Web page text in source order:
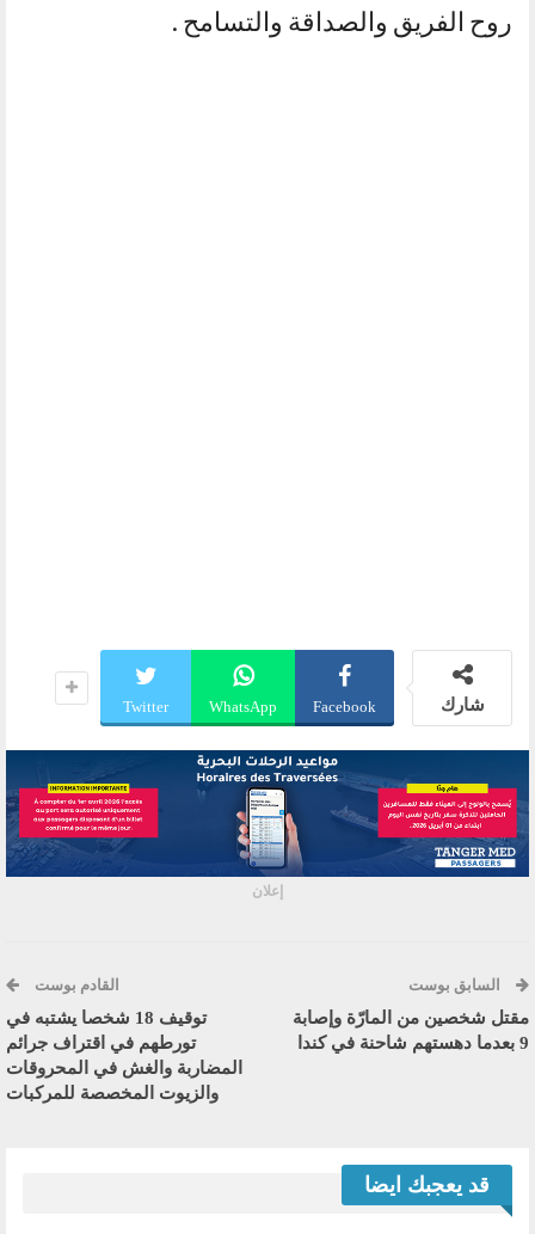
روح الفريق والصداقة والتسامح .
شارك Facebook
WhatsApp
Twitter
إعلان
السابق بوست
مقتل شخصين من المارّة وإصابة
9 بعدما دهستهم شاحنة في كندا
القادم بوست
توقيف 18 شخصا يشتبه في
تورطهم في اقتراف جرائم
المضاربة والغش في المحروقات
والزيوت المخصصة للمركبات
قد يعجبك ايضا